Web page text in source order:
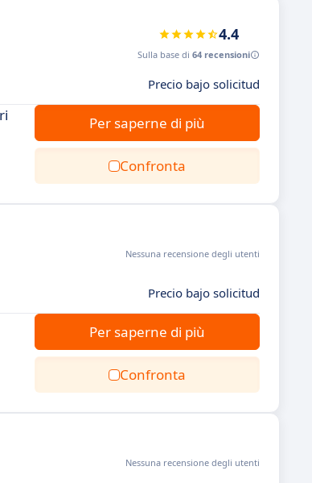
4.4
Sulla base di 64 recensioni
Precio bajo solicitud
Per saperne di più
Confronta
Nessuna recensione degli utenti
Precio bajo solicitud
Per saperne di più
Confronta
Nessuna recensione degli utenti